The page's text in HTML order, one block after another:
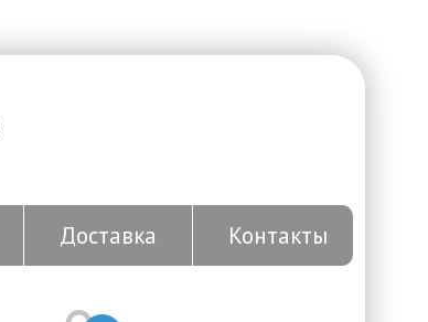
Доставка Контакты